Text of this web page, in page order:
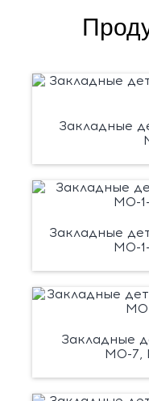
Закладные
Закладные
М0-
Закладные
М0-7,